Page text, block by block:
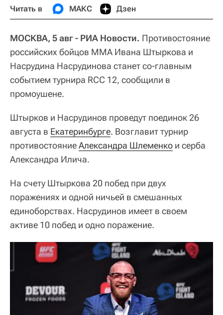
Читать в МАКС Дзен
МОСКВА, 5 авг - РИА Новости. Противостояние
российских бойцов ММА Ивана Штыркова и
Насрудина Насрудинова станет со-главным
событием турнира RCC 12, сообщили в
промоушене.
Штырков и Насрудинов проведут поединок 26
августа в Екатеринбурге. Возглавит турнир
противостояниеАлександра Шлеменко и серба
Александра Илича.
На счету Штыркова 20 побед при двух
поражениях и одной ничьей в смешанных
единоборствах. Насрудинов имеет в своем
активе 10 побед и одно поражение.